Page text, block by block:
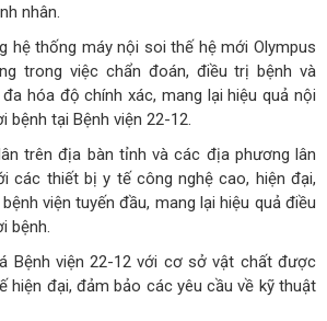
nhân.
hệ thống máy nội soi thế hệ mới Olympus
trong việc chẩn đoán, điều trị bệnh và
hóa độ chính xác, mang lại hiệu quả nội
tại Bệnh viện 22-12.
trên địa bàn tỉnh và các địa phương lân
các thiết bị y tế công nghệ cao, hiện đại,
viện tuyến đầu, mang lại hiệu quả điều
bệnh.
Bệnh viện 22-12 với cơ sở vật chất được
hiện đại, đảm bảo các yêu cầu về kỹ thuật